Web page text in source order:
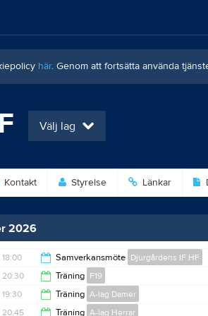
här. Genom att fortsätta använda
Välj lag
Kontakt Styrelse Länkar
2026
18:00 Samverkansmöte Djurgårdens IF HF
20:00
20:30 Träning F19
22:00
19:30 Träning A-lag Damer
20:45 Träning A-lag Herrar